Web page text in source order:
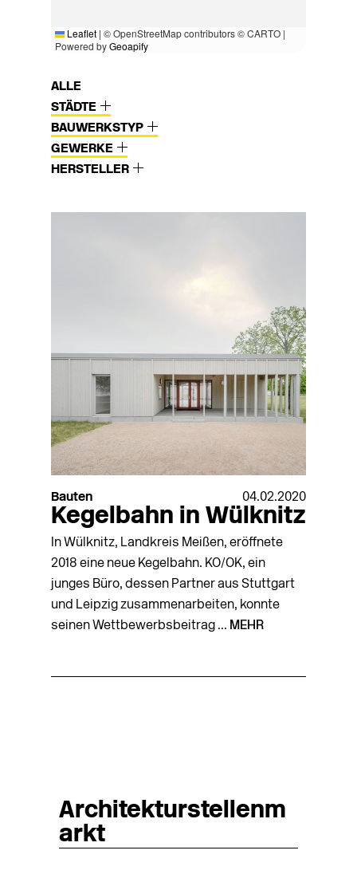
Leaflet | © OpenStreetMap contributors © CARTO |
Powered byGeoapify
ALLE
STÄDTE
BAUWERKSTYP
GEWERKE
HERSTELLER
Bauten 04.02.2020
Kegelbahn in Wülknitz
In Wülknitz, Landkreis Meißen, eröffnete
2018 eine neue Kegelbahn. KO/OK, ein
junges Büro, dessen Partner aus Stuttgart
und Leipzig zusammenarbeiten, konnte
seinen Wettbewerbsbeitrag ... MEHR
Architekturstellenm
arkt